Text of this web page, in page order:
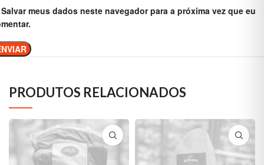
Salvar meus dados neste navegador para a próxima vez que eu
PRODUTOS RELACIONADOS